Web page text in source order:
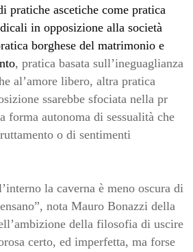
pratiche ascetiche come pratica
in opposizione alla società
borghese del matrimonio e
, pratica basata sull’ineguaglianza
al’amore libero, altra pratica
ssarebbe sfociata nella pr
forma autonoma di sessualità che
o di sentimenti
la caverna è meno oscura di
nota Mauro Bonazzi della
della filosofia di uscire
certo, ed imperfetta, ma forse